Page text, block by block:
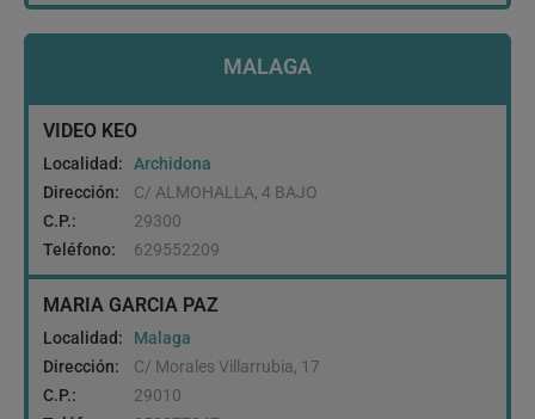
MALAGA
VIDEO KEO
Localidad:
Archidona
Dirección:
C/ ALMOHALLA, 4 BAJO
C.P.:
29300
Teléfono:
629552209
MARIA GARCIA PAZ
Localidad:
Malaga
Dirección:
C/ Morales Villarrubia, 17
C.P.:
29010